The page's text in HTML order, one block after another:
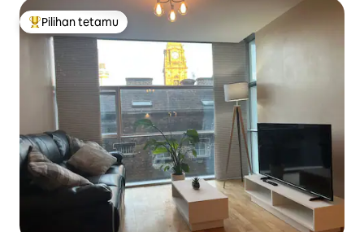
Pilihan utama tetamu
Pilihan tetamu